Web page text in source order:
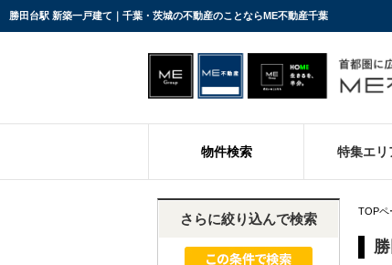
勝田台駅 新築一戸建て｜千葉・茨城の不動産のことならME不動産千葉
物件検索 特集エリ
TOPペ
さらに絞り込んで検索